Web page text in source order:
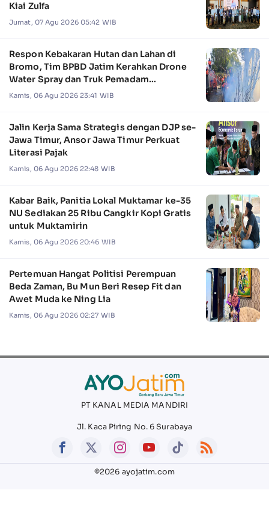
Kiai Zulfa
Jumat, 07 Agu 2026 05:42 WIB
Respon Kebakaran Hutan dan Lahan di
Bromo, Tim BPBD Jatim Kerahkan Drone
Water Spray dan Truk Pemadam
Kebakaran
Kamis, 06 Agu 2026 23:41 WIB
Jalin Kerja Sama Strategis dengan DJP se-
Jawa Timur, Ansor Jawa Timur Perkuat
Literasi Pajak
Kamis, 06 Agu 2026 22:48 WIB
Kabar Baik, Panitia Lokal Muktamar ke-35
NU Sediakan 25 Ribu Cangkir Kopi Gratis
untuk Muktamirin
Kamis, 06 Agu 2026 20:46 WIB
Pertemuan Hangat Politisi Perempuan
Beda Zaman, Bu Mun Beri Resep Fit dan
Awet Muda ke Ning Lia
Kamis, 06 Agu 2026 02:27 WIB
PT KANAL MEDIA MANDIRI
Jl. Kaca Piring No. 6 Surabaya
©2026 ayojatim.com